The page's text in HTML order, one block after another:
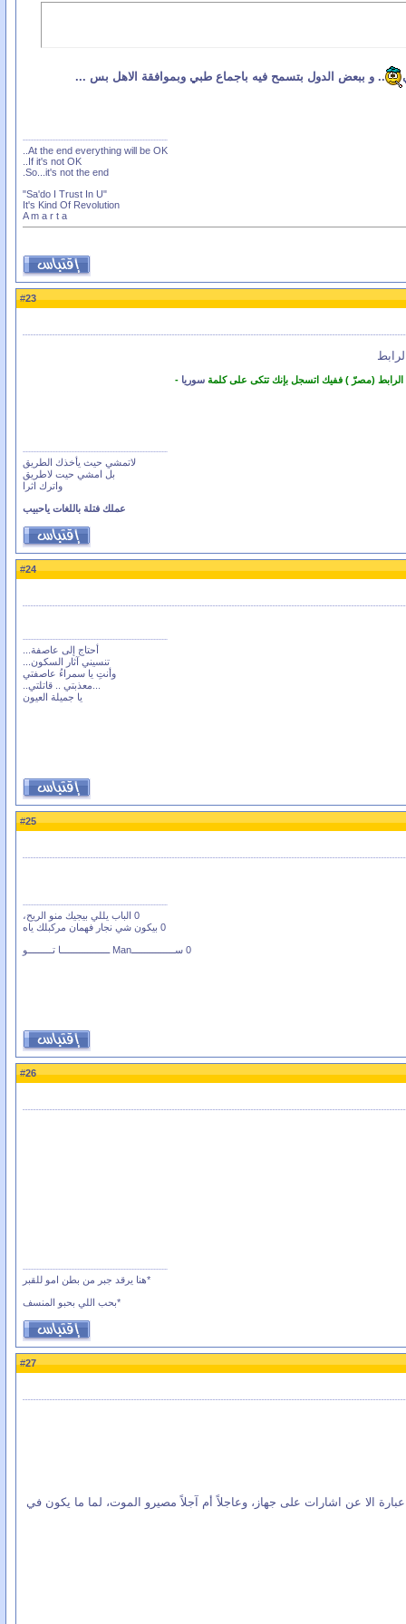
.. و ببعض الدول بتسمح فيه باجماع طبي وبموافقة الاهل بس ...
At the end everything will be OK..
If it's not OK..
So...it's not the end.
"Sa'do I Trust In U"
It's Kind Of Revolution
A m a r t a
#
23
الرابط (مصرّ ) ففيك اتسجل بإنك تتكى على كلمةسوريا -
لاتمشي حيث يأخذك الطريق
بل امشي حيت لاطريق
واترك اثرا
عملك فتلة باللغات ياحبيب
#
24
أحتاج إلى عاصفة...
تنسيني آثار السكون...
وأنتِ يا سمراءُ عاصفتي
...معذبتي .. قاتلتي..
يا جميلة العيون
#
25
0 الباب يللي بيجيك منو الريح،
0 بيكون شي نجار فهمان مركبلك ياه
0 ســــــــــــــــMan ــــــــــــــــــا تـــــــــو
#
26
*هنا يرقد جبر من بطن امو للقبر
*بحب اللي بحبو المنسف
#
27
الا عن اشارات على جهاز، وعاجلاً أم آجلاً مصيرو الموت، لما ما يكون في